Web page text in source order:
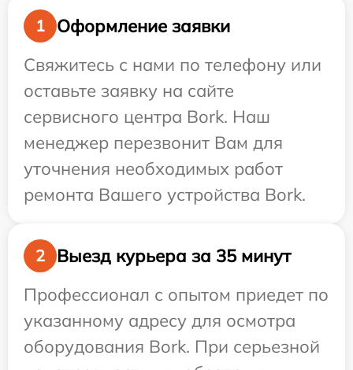
1
Оформление заявки
Свяжитесь с нами по телефону или
оставьте заявку на сайте
сервисного центра Bork. Наш
менеджер перезвонит Вам для
уточнения необходимых работ
ремонта Вашего устройства Bork.
2
Выезд курьера за 35 минут
Профессионал с опытом приедет по
указанному адресу для осмотра
оборудования Bork. При серьезной